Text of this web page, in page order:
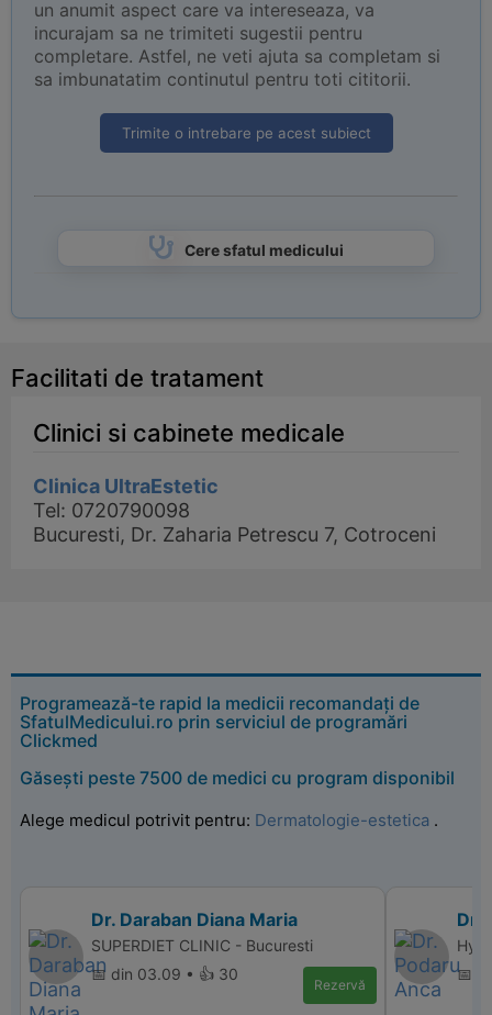
un anumit aspect care va intereseaza, va
incurajam sa ne trimiteti sugestii pentru
completare. Astfel, ne veti ajuta sa completam si
sa imbunatatim continutul pentru toti cititorii.
Trimite o intrebare pe acest subiect
Cere sfatul medicului
Facilitati de tratament
Clinici si cabinete medicale
Clinica UltraEstetic
Tel: 0720790098
Bucuresti, Dr. Zaharia Petrescu 7, Cotroceni
Programează-te rapid la medicii recomandați de
SfatulMedicului.ro prin serviciul de programări
Clickmed
Găsești peste 7500 de medici cu program disponibil
Alege medicul potrivit pentru: Dermatologie-estetica .
Dr. Daraban Diana Maria
SUPERDIET CLINIC - Bucuresti
📅 din 03.09 • 👍 30
Rezervă
Dr.
📅